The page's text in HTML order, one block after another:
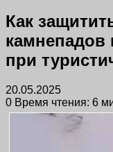
Как
камнепадов
при
20.05.2025
0 Время чтения: 6